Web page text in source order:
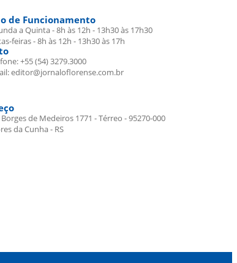
de Funcionamento
a Quinta - 8h às 12h - 13h30 às 17h30
feiras - 8h às 12h - 13h30 às 17h
+55 (54) 3279.3000
editor@jornaloflorense.com.br
Borges de Medeiros 1771 - Térreo - 95270-000
da Cunha - RS